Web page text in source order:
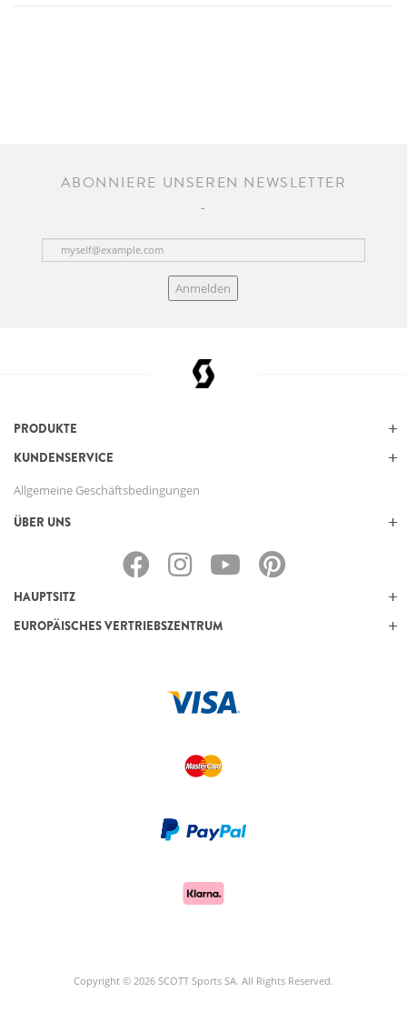
ABONNIERE UNSEREN NEWSLETTER
Anmelden
PRODUKTE
KUNDENSERVICE
Allgemeine Geschäftsbedingungen
ÜBER UNS
HAUPTSITZ
EUROPÄISCHES VERTRIEBSZENTRUM
Copyright © 2026 SCOTT Sports SA. All Rights Reserved.